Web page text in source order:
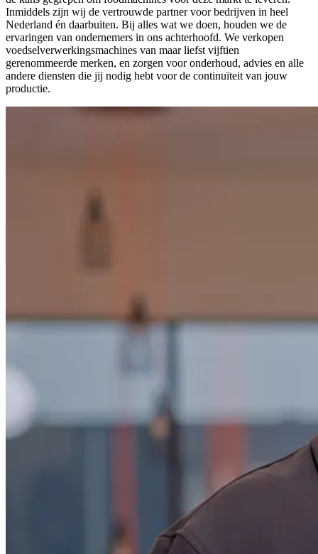
Inmiddels zijn wij de vertrouwde partner voor bedrijven in heel
Nederland én daarbuiten. Bij alles wat we doen, houden we de
ervaringen van ondernemers in ons achterhoofd. We verkopen
voedselverwerkingsmachines van maar liefst vijftien
gerenommeerde merken, en zorgen voor onderhoud, advies en alle
andere diensten die jij nodig hebt voor de continuïteit van jouw
productie.